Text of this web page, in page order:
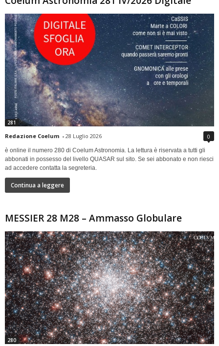
281
Redazione Coelum - 28 Luglio 2026 0
è online il numero 280 di Coelum Astronomia. La lettura è riservata a tutti gli
abbonati in possesso del livello QUASAR sul sito. Se sei abbonato e non riesci
ad accedere contatta la segreteria.
Continua a leggere
MESSIER 28 M28 – Ammasso Globulare
280